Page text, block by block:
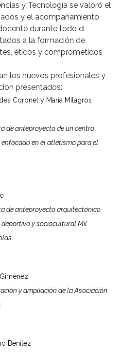
y Tecnología se valoró el
y el acompañamiento
durante todo el
a la formación de
éticos y comprometidos
los nuevos profesionales y
presentados:
Coronel y María Milagros
de anteproyecto de un centro
en el atletismo para el
de anteproyecto arquitectónico
y sociocultural Mil
y ampliación de la Asociación
Benítez